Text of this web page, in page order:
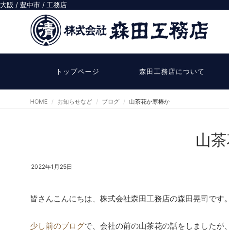
大阪 / 豊中市 / 工務店
トップページ 森田工務店について
HOME お知らせなど ブログ 山茶花か寒椿か
山
2022年1月25日
皆さんこんにちは、株式会社森田工務店の森田晃司です。
少し前のブログで、会社の前の山茶花の話をしましたが